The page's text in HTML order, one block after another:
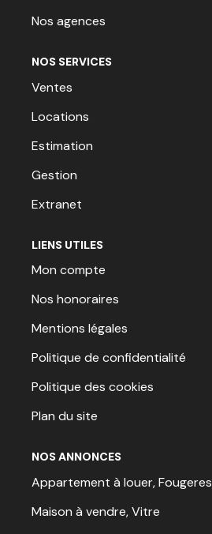
Nos agences
NOS SERVICES
Ventes
Locations
Estimation
Gestion
Extranet
LIENS UTILES
Mon compte
Nos honoraires
Mentions légales
Politique de confidentialité
Politique des cookies
Plan du site
NOS ANNONCES
Appartement à louer, Fougeres
Maison à vendre, Vitre